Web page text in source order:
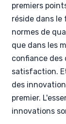
premiers
réside dans
normes de
que dans les
confiance
satisfaction.
des
premier.
innovations